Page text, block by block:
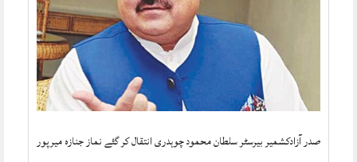
صدر آزادکشمیر بیرسٹر سلطان محمود چوہدری انتقال کر گئے نماز جنازہ میرپور